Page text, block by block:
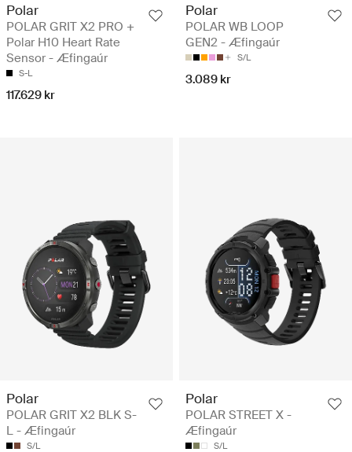
Polar
POLAR GRIT X2 PRO +
Polar H10 Heart Rate
Sensor - Æfingaúr
S-L
117.629 kr
Polar
POLAR WB LOOP
GEN2 - Æfingaúr
S/L
3.089 kr
Polar
POLAR GRIT X2 BLK S-
L - Æfingaúr
S/L
Polar
POLAR STREET X -
Æfingaúr
S/L